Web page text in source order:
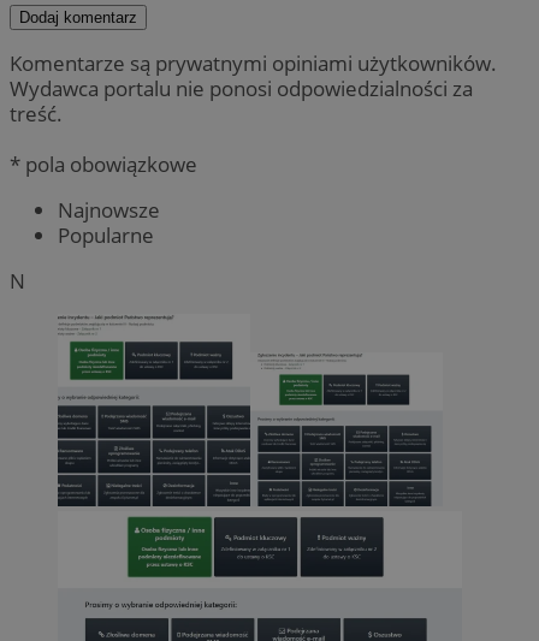
Dodaj komentarz
Komentarze są prywatnymi opiniami użytkowników.
Wydawca portalu nie ponosi odpowiedzialności za
treść.
* pola obowiązkowe
Najnowsze
Popularne
N